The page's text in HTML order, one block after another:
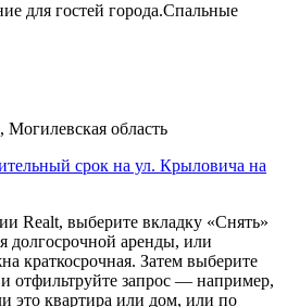
для гостей города.Спальные
Могилевская область
срок на ул. Крыловича на
Realt, выберите вкладку «Снять»
долгосрочной аренды, или
краткосрочная. Затем выберите
отфильтруйте запрос — например,
это квартира или дом, или по